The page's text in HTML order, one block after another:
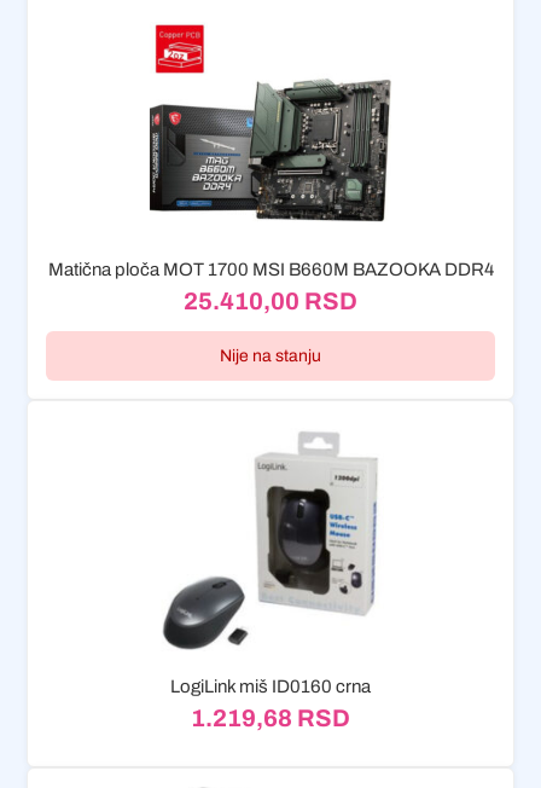
Matična ploča MOT 1700 MSI B660M BAZOOKA DDR4
25.410,00 RSD
Nije na stanju
LogiLink miš ID0160 crna
1.219,68 RSD